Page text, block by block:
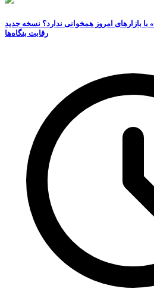
بازارهای امروز همخوانی ندارد؟ نسخه جدید
رقابت‌ بنگاه‌ها